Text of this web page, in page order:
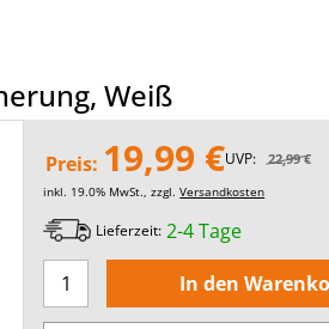
Weiß
Preis: 19,99 €UVP: 22,99 €
inkl. 19.0% MwSt., zzgl.Versandkosten
Lieferzeit: 2-4 Tage